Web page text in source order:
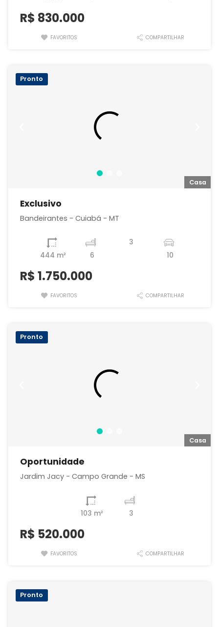
R$ 830.000
FAVORITOS COMPARTILHAR
Casa
Pronto
Exclusivo
Bandeirantes - Cuiabá - MT
444 m² 6
3
10
R$ 1.750.000
FAVORITOS COMPARTILHAR
Casa
Pronto
Oportunidade
Jardim Jacy - Campo Grande - MS
103 m² 3
R$ 520.000
FAVORITOS COMPARTILHAR
Pronto